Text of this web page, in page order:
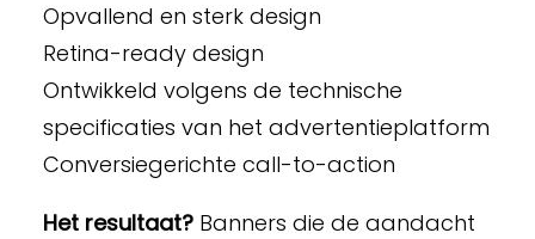
Opvallend en sterk design
Retina-ready design
Ontwikkeld volgens de technische
specificaties van het advertentieplatform
Conversiegerichte call-to-action
Het resultaat? Banners die de aandacht